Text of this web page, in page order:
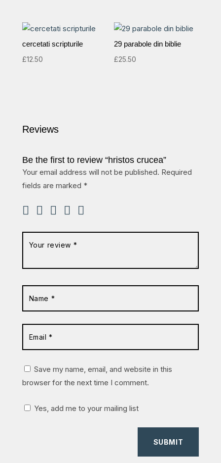
cercetati scripturile
£12.50
29 parabole din biblie
£25.50
Reviews
Be the first to review “hristos crucea”
Your email address will not be published. Required
fields are marked *
Save my name, email, and website in this
browser for the next time I comment.
Yes, add me to your mailing list
SUBMIT